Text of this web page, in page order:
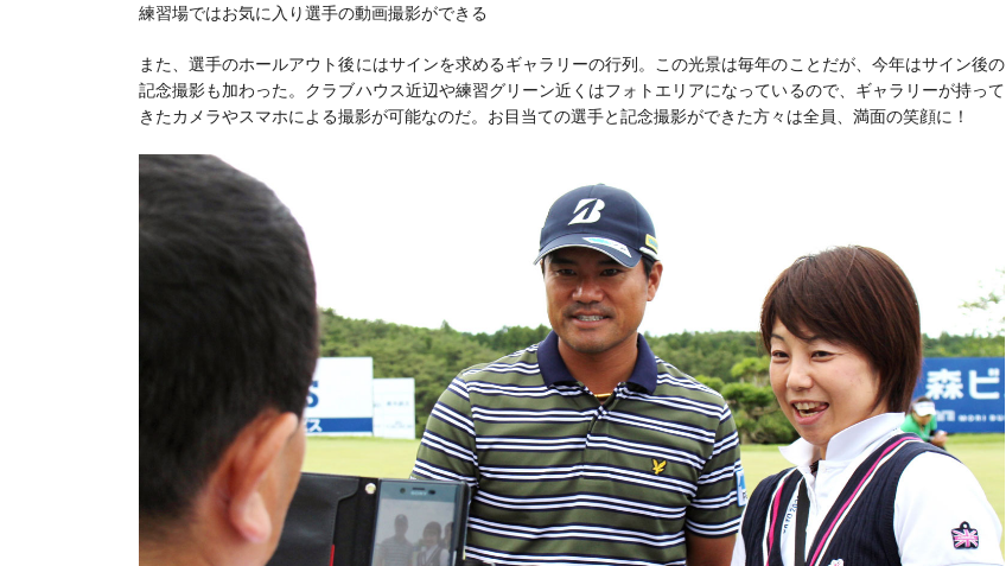
練習場ではお気に入り選手の動画撮影ができる
また、選手のホールアウト後にはサインを求めるギャラリーの行列。この光景は毎年のことだが、今年はサイン後の
記念撮影も加わった。クラブハウス近辺や練習グリーン近くはフォトエリアになっているので、ギャラリーが持って
きたカメラやスマホによる撮影が可能なのだ。お目当ての選手と記念撮影ができた方々は全員、満面の笑顔に！